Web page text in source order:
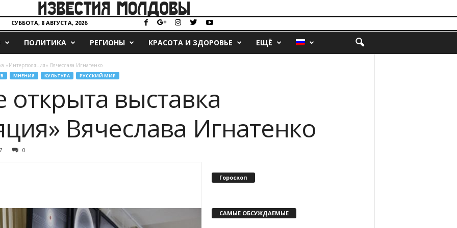
СУББОТА, 8 АВГУСТА, 2026
ПОЛИТИКА РЕГИОНЫ КРАСОТА И ЗДОРОВЬЕ ЕЩЁ
«Интерполяция» Вячеслава Игнатенко
МНЕНИЯ КУЛЬТУРА РУССКИЙ МИР
выставка
Вячеслава Игнатенко
0
Гороскоп
САМЫЕ ОБСУЖДАЕМЫЕ